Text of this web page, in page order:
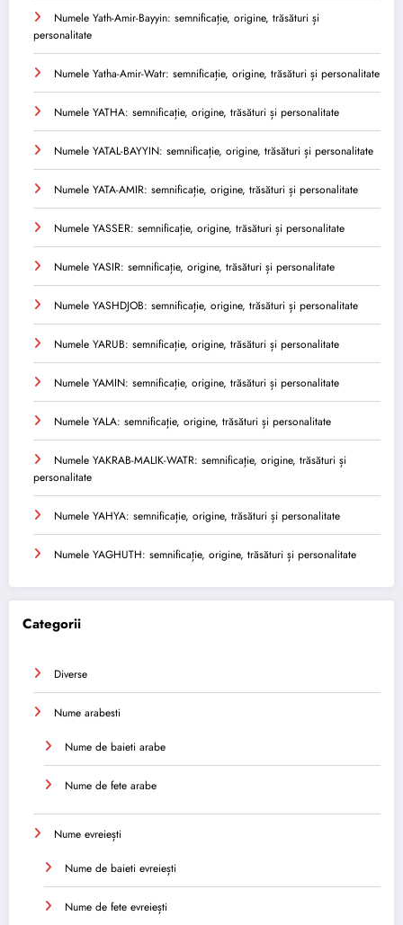
Numele Yath-Amir-Bayyin: semnificație, origine, trăsături și
personalitate
Numele Yatha-Amir-Watr: semnificație, origine, trăsături și personalitate
Numele YATHA: semnificație, origine, trăsături și personalitate
Numele YATAL-BAYYIN: semnificație, origine, trăsături și personalitate
Numele YATA-AMIR: semnificație, origine, trăsături și personalitate
Numele YASSER: semnificație, origine, trăsături și personalitate
Numele YASIR: semnificație, origine, trăsături și personalitate
Numele YASHDJOB: semnificație, origine, trăsături și personalitate
Numele YARUB: semnificație, origine, trăsături și personalitate
Numele YAMIN: semnificație, origine, trăsături și personalitate
Numele YALA: semnificație, origine, trăsături și personalitate
Numele YAKRAB-MALIK-WATR: semnificație, origine, trăsături și
personalitate
Numele YAHYA: semnificație, origine, trăsături și personalitate
Numele YAGHUTH: semnificație, origine, trăsături și personalitate
Categorii
Diverse
Nume arabesti
Nume de baieti arabe
Nume de fete arabe
Nume evreiești
Nume de baieti evreiești
Nume de fete evreiești